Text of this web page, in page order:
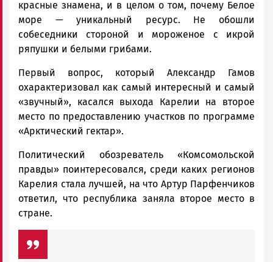
красные знамена, и в целом о том, почему Белое
море — уникальный ресурс. Не обошли
собеседники стороной и мороженое с икрой
ряпушки и белыми грибами.
Первый вопрос, который Александр Гамов
охарактеризовал как самый интересный и самый
«звучный», касался выхода Карелии на второе
место по предоставлению участков по программе
«Арктический гектар».
Политический обозреватель «Комсомольской
правды» поинтересовался, среди каких регионов
Карелия стала лучшей, на что Артур Парфенчиков
ответил, что республика заняла второе место в
стране.